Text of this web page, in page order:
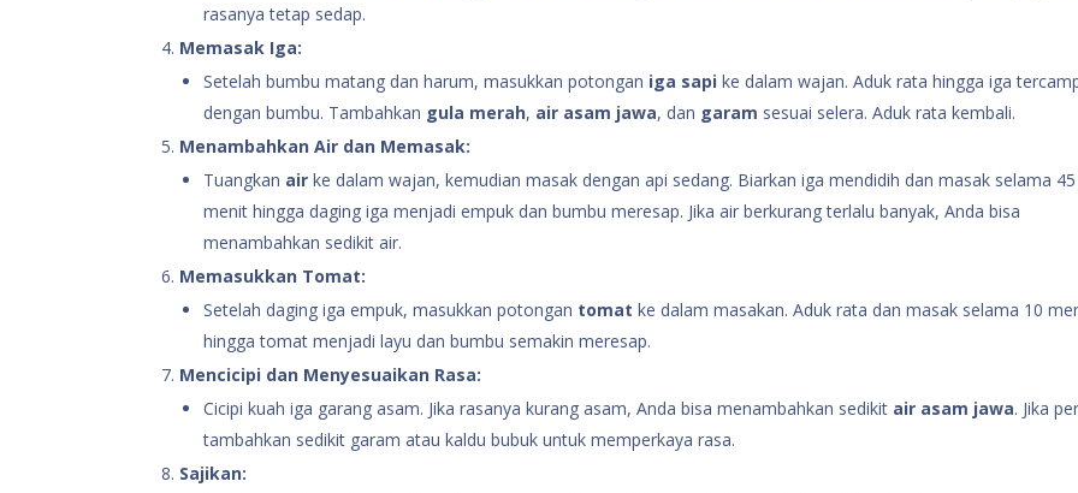
rasanya tetap sedap.
Memasak Iga:
Setelah bumbu matang dan harum, masukkan potongan iga sapi ke dalam wajan. Aduk rata hingga iga
dengan bumbu. Tambahkan gula merah, air asam jawa, dan garam sesuai selera. Aduk rata kembali.
Menambahkan Air dan Memasak:
Tuangkan air ke dalam wajan, kemudian masak dengan api sedang. Biarkan iga mendidih dan masak selama 45
menit hingga daging iga menjadi empuk dan bumbu meresap. Jika air berkurang terlalu banyak, Anda bisa
menambahkan sedikit air.
Memasukkan Tomat:
Setelah daging iga empuk, masukkan potongan tomat ke dalam masakan. Aduk rata dan masak selama 10
hingga tomat menjadi layu dan bumbu semakin meresap.
Mencicipi dan Menyesuaikan Rasa:
Cicipi kuah iga garang asam. Jika rasanya kurang asam, Anda bisa menambahkan sedikit air asam jawa. Jika
tambahkan sedikit garam atau kaldu bubuk untuk memperkaya rasa.
Sajikan: